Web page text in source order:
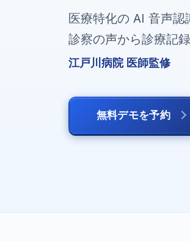
医療特化の AI 音声認
診察の声から診療記
江戸川病院 医師監修
無料デモを予約